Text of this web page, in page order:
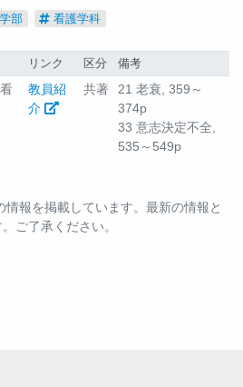
部 看護学科
リンク 区分 備考
教員紹
介
共著
21 老衰, 359～
374p
33 意志決定不全,
535～549p
報を掲載しています。最新の情報と
ご了承ください。